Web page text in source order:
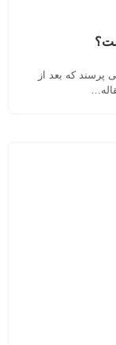
پرسند که بعد از